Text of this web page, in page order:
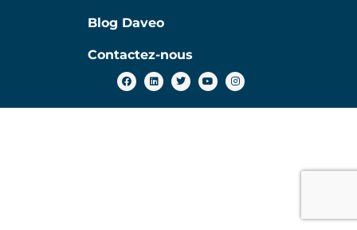
Blog Daveo
Contactez-nous